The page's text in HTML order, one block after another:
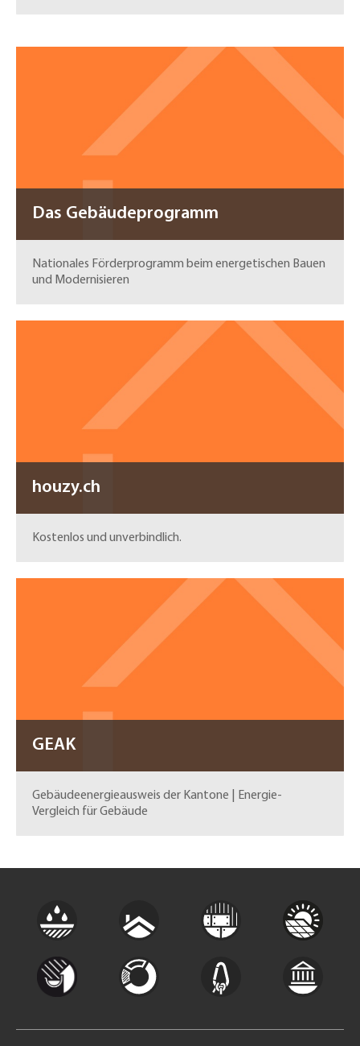
Das Gebäudeprogramm
Nationales Förderprogramm beim energetischen Bauen
und Modernisieren
houzy.ch
Kostenlos und unverbindlich.
GEAK
Gebäudeenergieausweis der Kantone | Energie-
Vergleich für Gebäude